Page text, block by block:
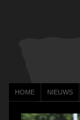
HOME NIEUWS